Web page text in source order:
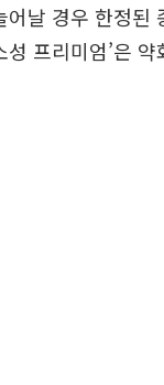
어날 경우 한정된
성 프리미엄’은